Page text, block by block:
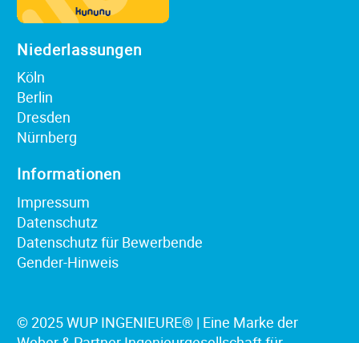
Niederlassungen
Köln
Berlin
Dresden
Nürnberg
Informationen
Impressum
Datenschutz
Datenschutz für Bewerbende
Gender-Hinweis
© 2025 WUP INGENIEURE® | Eine Marke der